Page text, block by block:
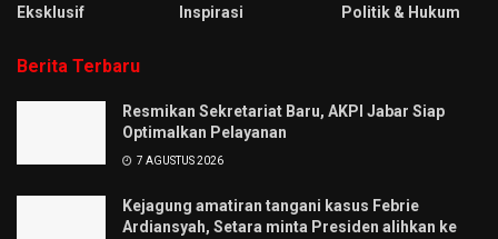
Eksklusif
Inspirasi
Politik & Hukum
Berita Terbaru
Resmikan Sekretariat Baru, AKPI Jabar Siap
Optimalkan Pelayanan
7 AGUSTUS 2026
Kejagung amatiran tangani kasus Febrie
Ardiansyah, Setara minta Presiden alihkan ke